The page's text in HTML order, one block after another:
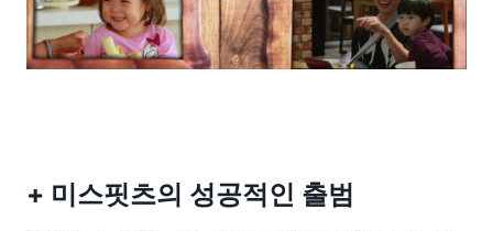
+ 미스핏츠의 성공적인 출범